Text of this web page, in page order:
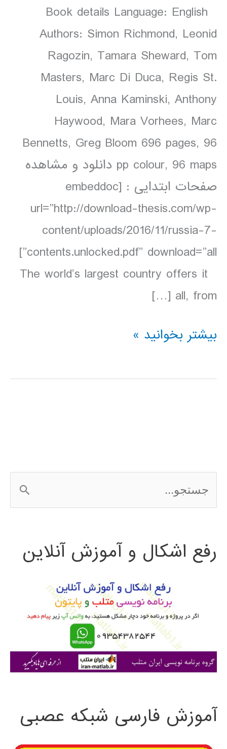
Book details Language: English
Authors: Simon Richmond, Leonid
Ragozin, Tamara Sheward, Tom
Masters, Marc Di Duca, Regis St.
Louis, Anna Kaminski, Anthony
Haywood, Mara Vorhees, Marc
Bennetts, Greg Bloom 696 pages, 96
pp colour, 96 maps دانلود و مشاهده
صفحات ابتدایی : [embeddoc
url=”http://download-thesis.com/wp-
content/uploads/2016/11/russia-7-
contents.unlocked.pdf” download=”all”]
The world’s largest country offers it
all, from […]
دانلود
Lonely
بیشتر بخوانید »
س
ج
ی
رفع اشکال و آموزش آنلاین
آموزش فارسی شبکه عصبی